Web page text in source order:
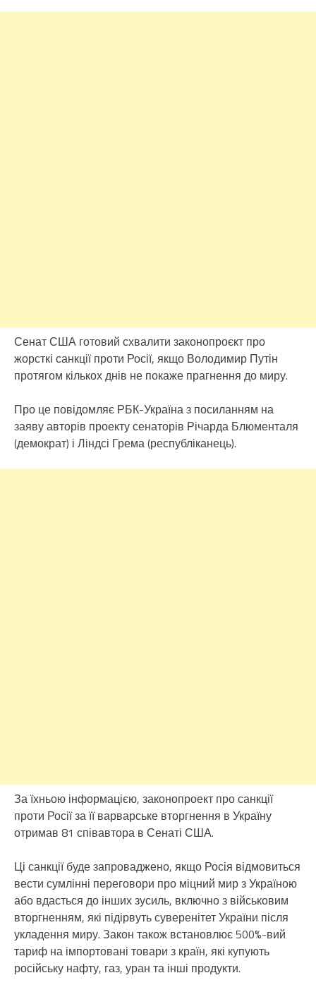
Сенат США готовий схвалити законопроєкт про
жорсткі санкції проти Росії, якщо Володимир Путін
протягом кількох днів не покаже прагнення до миру.
Про це повідомляє РБК-Україна з посиланням на
заяву авторів проекту сенаторів Річарда Блюменталя
(демократ) і Ліндсі Грема (республіканець).
За їхньою інформацією, законопроект про санкції
проти Росії за її варварське вторгнення в Україну
отримав 81 співавтора в Сенаті США.
Ці санкції буде запроваджено, якщо Росія відмовиться
вести сумлінні переговори про міцний мир з Україною
або вдасться до інших зусиль, включно з військовим
вторгненням, які підірвуть суверенітет України після
укладення миру. Закон також встановлює 500%-вий
тариф на імпортовані товари з країн, які купують
російську нафту, газ, уран та інші продукти.